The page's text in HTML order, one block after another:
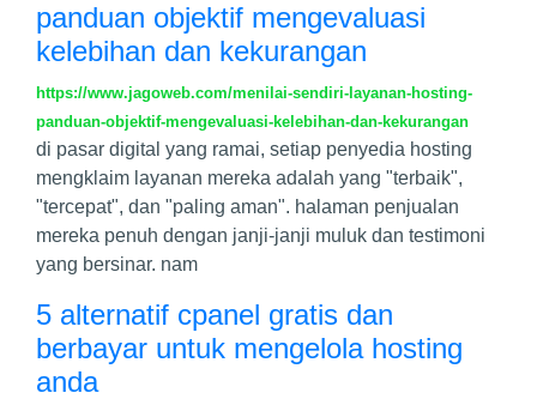
panduan objektif mengevaluasi
kelebihan dan kekurangan
https://www.jagoweb.com/menilai-sendiri-layanan-hosting-
panduan-objektif-mengevaluasi-kelebihan-dan-kekurangan
di pasar digital yang ramai, setiap penyedia hosting
mengklaim layanan mereka adalah yang "terbaik",
"tercepat", dan "paling aman". halaman penjualan
mereka penuh dengan janji-janji muluk dan testimoni
yang bersinar. nam
5 alternatif cpanel gratis dan
berbayar untuk mengelola hosting
anda